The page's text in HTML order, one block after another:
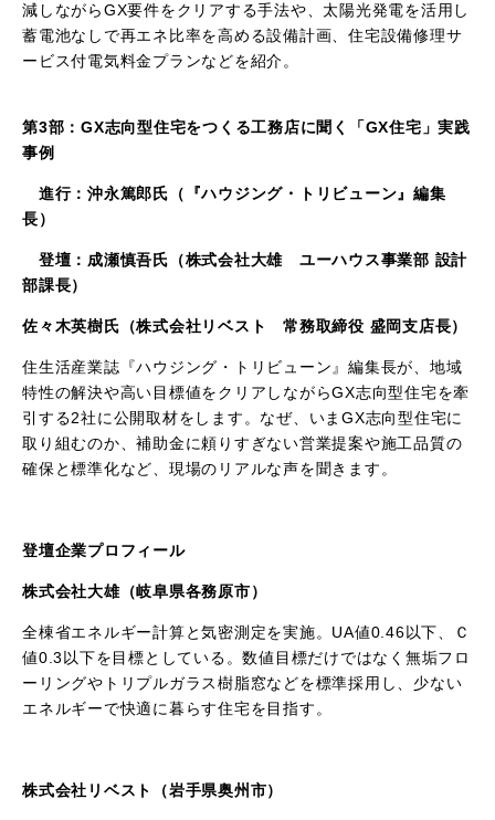
減しながらGX要件をクリアする手法や、太陽光発電を活用し
蓄電池なしで再エネ比率を高める設備計画、住宅設備修理サ
ービス付電気料金プランなどを紹介。
第3部： GX志向型住宅をつくる工務店に聞く「GX住宅」実践
事例
進行：沖永篤郎氏（『ハウジング・トリビューン』編集
長）
登壇：成瀬慎吾氏（株式会社大雄 ユーハウス事業部 設計
部課長）
佐々木英樹氏（株式会社リベスト 常務取締役 盛岡支店長）
住生活産業誌『ハウジング・トリビューン』編集長が、地域
特性の解決や高い目標値をクリアしながらGX志向型住宅を牽
引する2社に公開取材をします。なぜ、いまGX志向型住宅に
取り組むのか、補助金に頼りすぎない営業提案や施工品質の
確保と標準化など、現場のリアルな声を聞きます。
登壇企業プロフィール
株式会社大雄（岐阜県各務原市）
全棟省エネルギー計算と気密測定を実施。 UA値0.46以下、Ｃ
値0.3 以下を目標としている。数値目標だけではなく無垢フロ
ーリングやトリプルガラス樹脂窓などを標準採用し、少ない
エネルギーで快適に暮らす住宅を目指す。
株式会社リベスト（岩手県奥州市）